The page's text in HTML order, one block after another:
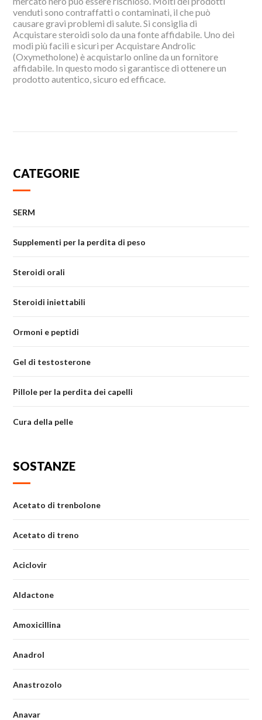
venduti sono contraffatti o contaminati, il che può
causare gravi problemi di salute. Si consiglia di
Acquistare steroidi solo da una fonte affidabile. Uno dei
modi più facili e sicuri per Acquistare Androlic
(Oxymetholone) è acquistarlo online da un fornitore
affidabile. In questo modo si garantisce di ottenere un
prodotto autentico, sicuro ed efficace.
CATEGORIE
SERM
Supplementi per la perdita di peso
Steroidi orali
Steroidi iniettabili
Ormoni e peptidi
Gel di testosterone
Pillole per la perdita dei capelli
Cura della pelle
SOSTANZE
Acetato di trenbolone
Acetato di treno
Aciclovir
Aldactone
Amoxicillina
Anadrol
Anastrozolo
Anavar